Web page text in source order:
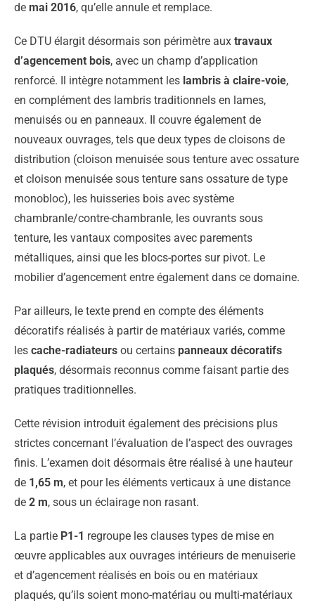
de mai 2016, qu’elle annule et remplace.
Ce DTU élargit désormais son périmètre aux travaux
d’agencement bois, avec un champ d’application
renforcé. Il intègre notamment les lambris à claire-voie,
en complément des lambris traditionnels en lames,
menuisés ou en panneaux. Il couvre également de
nouveaux ouvrages, tels que deux types de cloisons de
distribution (cloison menuisée sous tenture avec ossature
et cloison menuisée sous tenture sans ossature de type
monobloc), les huisseries bois avec système
chambranle/contre-chambranle, les ouvrants sous
tenture, les vantaux composites avec parements
métalliques, ainsi que les blocs-portes sur pivot. Le
mobilier d’agencement entre également dans ce domaine.
Par ailleurs, le texte prend en compte des éléments
décoratifs réalisés à partir de matériaux variés, comme
les cache-radiateurs ou certains panneaux décoratifs
plaqués, désormais reconnus comme faisant partie des
pratiques traditionnelles.
Cette révision introduit également des précisions plus
strictes concernant l’évaluation de l’aspect des ouvrages
finis. L’examen doit désormais être réalisé à une hauteur
de 1,65 m, et pour les éléments verticaux à une distance
de 2 m, sous un éclairage non rasant.
La partie P1-1 regroupe les clauses types de mise en
œuvre applicables aux ouvrages intérieurs de menuiserie
et d’agencement réalisés en bois ou en matériaux
plaqués, qu’ils soient mono-matériau ou multi-matériaux